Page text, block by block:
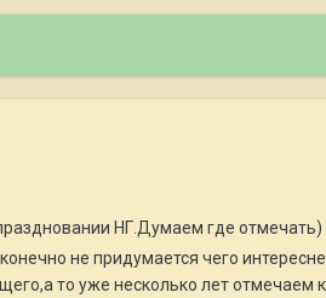
НГ.Думаем где
не придумается чего
то уже несколько лет отмечаем